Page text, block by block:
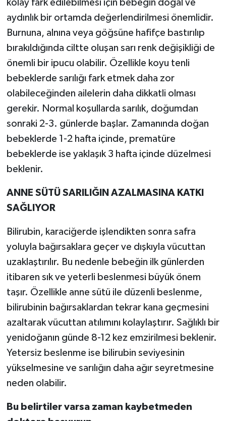
kolay fark edilebilmesi için bebeğin doğal ve
aydınlık bir ortamda değerlendirilmesi önemlidir.
Burnuna, alnına veya göğsüne hafifçe bastırılıp
bırakıldığında ciltte oluşan sarı renk değişikliği de
önemli bir ipucu olabilir. Özellikle koyu tenli
bebeklerde sarılığı fark etmek daha zor
olabileceğinden ailelerin daha dikkatli olması
gerekir. Normal koşullarda sarılık, doğumdan
sonraki 2-3. günlerde başlar. Zamanında doğan
bebeklerde 1-2 hafta içinde, prematüre
bebeklerde ise yaklaşık 3 hafta içinde düzelmesi
beklenir.
ANNE SÜTÜ SARILIĞIN AZALMASINA KATKI
SAĞLIYOR
Bilirubin, karaciğerde işlendikten sonra safra
yoluyla bağırsaklara geçer ve dışkıyla vücuttan
uzaklaştırılır. Bu nedenle bebeğin ilk günlerden
itibaren sık ve yeterli beslenmesi büyük önem
taşır. Özellikle anne sütü ile düzenli beslenme,
bilirubinin bağırsaklardan tekrar kana geçmesini
azaltarak vücuttan atılımını kolaylaştırır. Sağlıklı bir
yenidoğanın günde 8-12 kez emzirilmesi beklenir.
Yetersiz beslenme ise bilirubin seviyesinin
yükselmesine ve sarılığın daha ağır seyretmesine
neden olabilir.
Bu belirtiler varsa zaman kaybetmeden